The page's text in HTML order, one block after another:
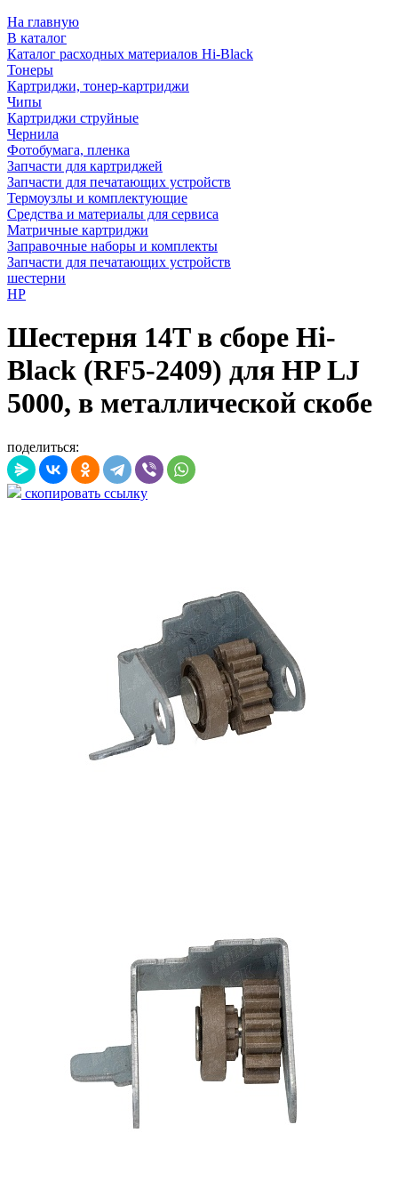
На главную
В каталог
Каталог расходных материалов Hi-Black
Тонеры
Картриджи, тонер-картриджи
Чипы
Картриджи струйные
Чернила
Фотобумага, пленка
Запчасти для картриджей
Запчасти для печатающих устройств
Термоузлы и комплектующие
Средства и материалы для сервиса
Матричные картриджи
Заправочные наборы и комплекты
Запчасти для печатающих устройств
шестерни
HP
Шестерня 14T в сборе Hi-
Black (RF5-2409) для HP LJ
5000, в металлической скобе
поделиться:
скопировать ссылку